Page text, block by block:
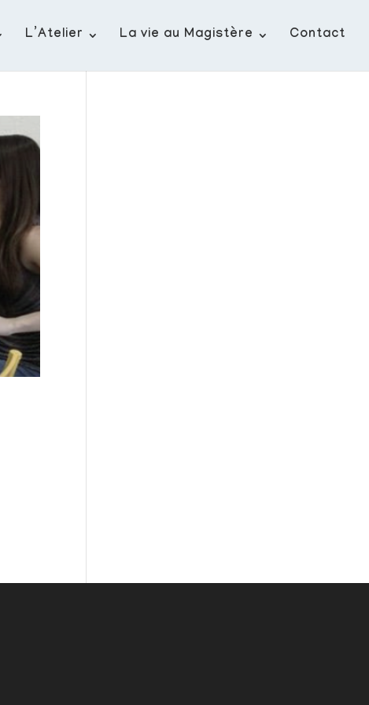
L’Atelier La vie au Magistère Contact